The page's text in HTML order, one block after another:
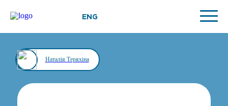
ENG
Наталія Теряхіна